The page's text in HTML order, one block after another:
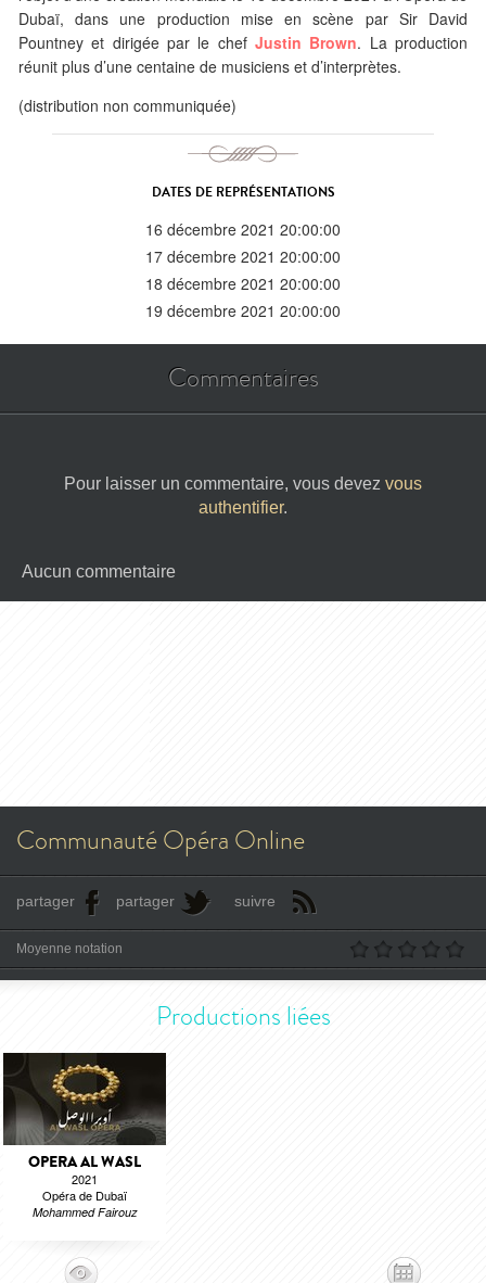
Dubaï, dans une production mise en scène par Sir David
Pountney et dirigée par le chef Justin Brown. La production
réunit plus d’une centaine de musiciens et d’interprètes.
(distribution non communiquée)
DATES DE REPRÉSENTATIONS
16 décembre 2021 20:00:00
17 décembre 2021 20:00:00
18 décembre 2021 20:00:00
19 décembre 2021 20:00:00
Commentaires
Pour laisser un commentaire, vous devez vous
authentifier.
Aucun commentaire
Communauté Opéra Online
partager partager suivre
Moyenne notation
Productions liées
OPERA AL WASL
2021
Opéra de Dubaï
Mohammed Fairouz